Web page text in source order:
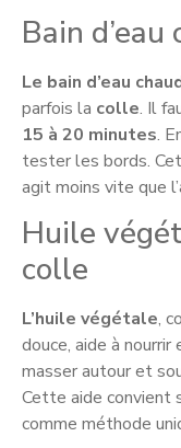
Bain
Le bain d’eau
parfois la colle. Il
15 à 20 minutes.
tester les bords.
agit moins vite que
Huile
colle
L’huile végétale,
douce, aide à nourrir
masser autour et
Cette aide convient
comme méthode